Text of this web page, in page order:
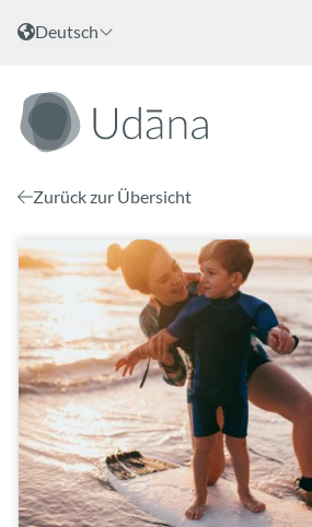
Zum Inhalt
Sprache wählen
Deutsch
Zurück zur Übersicht